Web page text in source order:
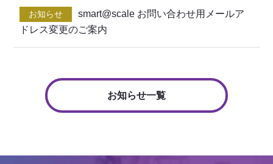
お知らせ
smart@scale お問い合わせ用メールア
ドレス変更のご案内
お知らせ一覧